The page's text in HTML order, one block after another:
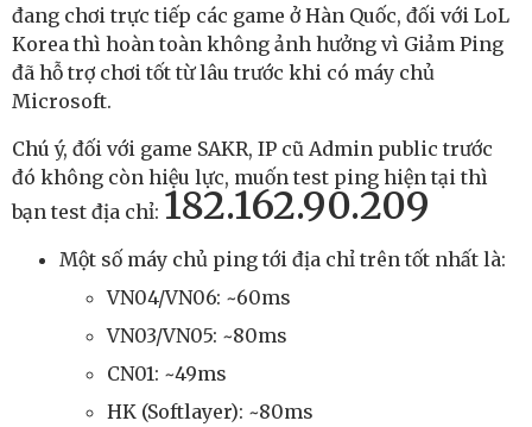
đang chơi trực tiếp các game ở Hàn Quốc, đối với LoL
Korea thì hoàn toàn không ảnh hưởng vì Giảm Ping
đã hỗ trợ chơi tốt từ lâu trước khi có máy chủ
Microsoft.
Chú ý, đối với game SAKR, IP cũ Admin public trước
đó không còn hiệu lực, muốn test ping hiện tại thì
bạn test địa chỉ: 182.162.90.209
Một số máy chủ ping tới địa chỉ trên tốt nhất là:
VN04/VN06: ~60ms
VN03/VN05: ~80ms
CN01: ~49ms
HK (Softlayer): ~80ms